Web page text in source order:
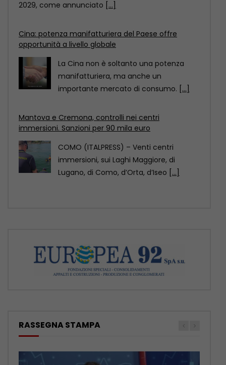
immersioni. Sanzioni per 90 mila euro
immersioni, sui Laghi Maggiore, di
Lugano, di Como, d’Orta, d’Iseo
dell’architettura 2029
mondiale dell’architettura Unesco-Uia
(Unione internazionale degli architetti)
2029, come annunciato[...]
RASSEGNA STAMPA